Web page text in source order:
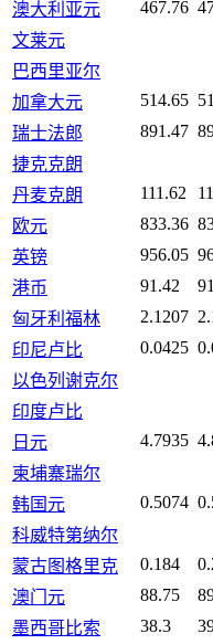
澳大利亚元 467.76
文莱元
巴西里亚尔
加拿大元
514.65
瑞士法郎
891.47
捷克克朗
丹麦克朗
111.62
欧元
833.36
英镑
956.05
港币
91.42
匈牙利福林
2.1207
印尼卢比
0.0425
以色列谢克尔
印度卢比
日元
4.7935
柬埔寨瑞尔
韩国元
0.5074
科威特第纳尔
蒙古图格里克
0.184
澳门元
88.75
墨西哥比索
38.3